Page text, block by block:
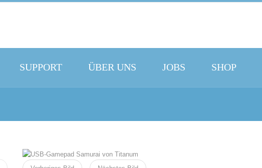
SUPPORT ÜBER UNS JOBS SHOP